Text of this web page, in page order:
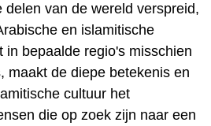
delen van de wereld verspreid,
en islamitische
in bepaalde regio's misschien
maakt de diepe betekenis en
cultuur het
die op zoek zijn naar een